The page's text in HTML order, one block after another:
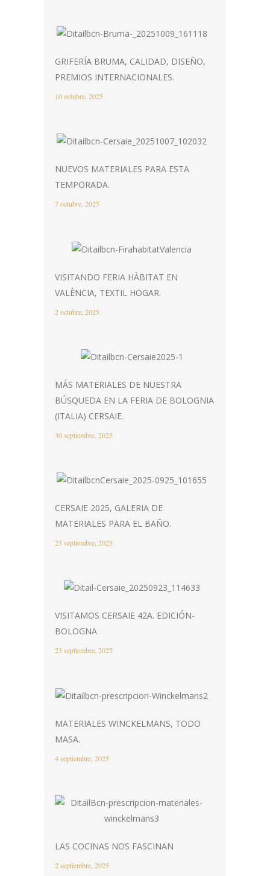
GRIFERÍA BRUMA, CALIDAD, DISEÑO,
PREMIOS INTERNACIONALES.
10 octubre, 2025
NUEVOS MATERIALES PARA ESTA
TEMPORADA.
7 octubre, 2025
VISITANDO FERIA HÀBITAT EN
VALÈNCIA, TEXTIL HOGAR.
2 octubre, 2025
MÁS MATERIALES DE NUESTRA
BÚSQUEDA EN LA FERIA DE BOLOGNIA
(ITALIA) CERSAIE.
30 septiembre, 2025
CERSAIE 2025, GALERIA DE
MATERIALES PARA EL BAÑO.
25 septiembre, 2025
VISITAMOS CERSAIE 42A. EDICIÓN-
BOLOGNA
23 septiembre, 2025
MATERIALES WINCKELMANS, TODO
MASA.
4 septiembre, 2025
LAS COCINAS NOS FASCINAN
2 septiembre, 2025